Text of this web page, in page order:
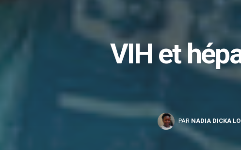
VIH et
PAR NADIA DICKA